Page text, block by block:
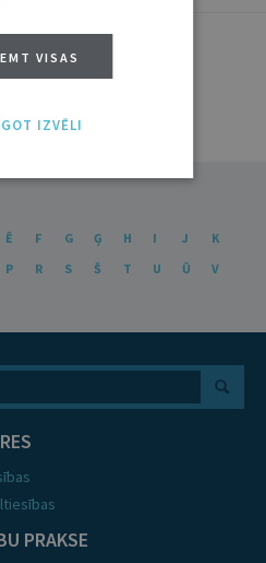
videopublikāciju ciklu
Ē F G Ģ H I J
K
P R S Š T U Ū
V
PRAKSE
VISAS
IZVĒLI